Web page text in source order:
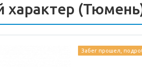
характер
Забег прошел,